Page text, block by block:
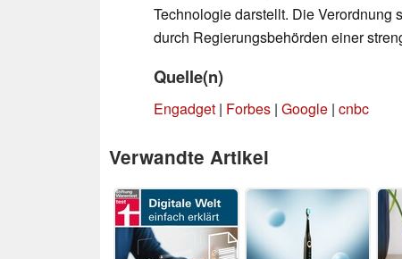
Technologie darstellt. Die Verordnung
durch Regierungsbehörden einer
Quelle(n)
Engadget | Forbes | Google | cnbc
Verwandte Artikel